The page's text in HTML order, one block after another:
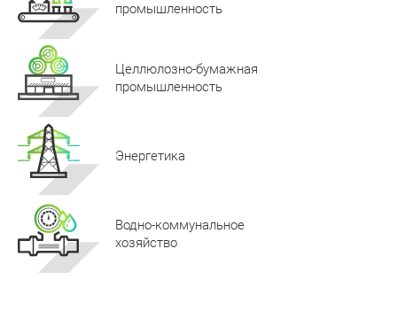
промышленность
Целлюлозно-бумажная
промышленность
Энергетика
Водно-коммунальное
хозяйство